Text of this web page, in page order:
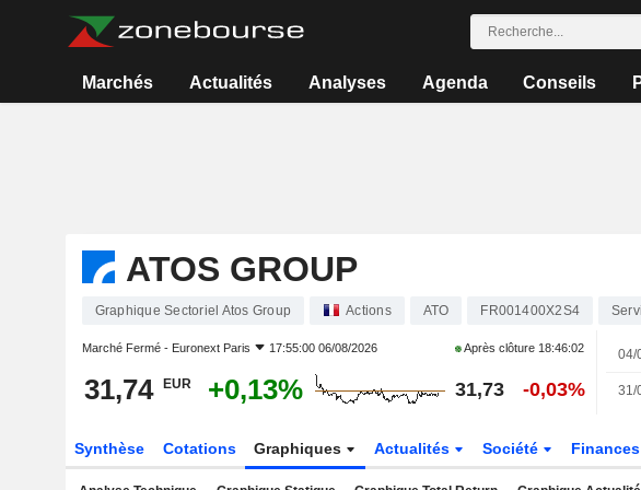
Marchés Actualités Analyses Agenda Conseils
ATOS GROUP
Graphique Sectoriel Atos Group Actions ATO FR001400X2S4
Marché Fermé - Euronext Paris 17:55:00 06/08/2026 Après clôture 18:46:02
31,74 EUR +0,13% 31,73 -0,03%
04/
31/
Synthèse Cotations Graphiques Actualités Société Finances